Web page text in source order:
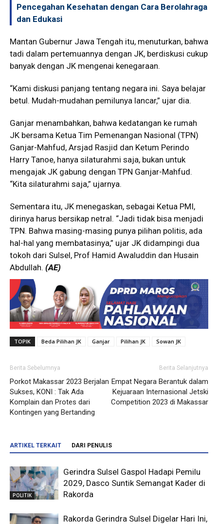
Pencegahan Kesehatan dengan Cara Berolahraga
dan Edukasi
Mantan Gubernur Jawa Tengah itu, menuturkan, bahwa
tadi dalam pertemuannya dengan JK, berdiskusi cukup
banyak dengan JK mengenai kenegaraan.
“Kami diskusi panjang tentang negara ini. Saya belajar
betul. Mudah-mudahan pemilunya lancar,” ujar dia.
Ganjar menambahkan, bahwa kedatangan ke rumah
JK bersama Ketua Tim Pemenangan Nasional (TPN)
Ganjar-Mahfud, Arsjad Rasjid dan Ketum Perindo
Harry Tanoe, hanya silaturahmi saja, bukan untuk
mengajak JK gabung dengan TPN Ganjar-Mahfud.
“Kita silaturahmi saja,” ujarnya.
Sementara itu, JK menegaskan, sebagai Ketua PMI,
dirinya harus bersikap netral. “Jadi tidak bisa menjadi
TPN. Bahwa masing-masing punya pilihan politis, ada
hal-hal yang membatasinya,” ujar JK didampingi dua
tokoh dari Sulsel, Prof Hamid Awaluddin dan Husain
Abdullah. (AE)
TOPIK Beda Pilihan JK Ganjar Pilihan JK Sowan JK
Berita Sebelumnya
Porkot Makassar 2023 Berjalan
Sukses, KONI : Tak Ada
Komplain dan Protes dari
Kontingen yang Bertanding
Berita Selanjutnya
Empat Negara Berantuk dalam
Kejuaraan Internasional Jetski
Competition 2023 di Makassar
ARTIKEL TERKAIT DARI PENULIS
POLITIK
Gerindra Sulsel Gaspol Hadapi Pemilu
2029, Dasco Suntik Semangat Kader di
Rakorda
Rakorda Gerindra Sulsel Digelar Hari Ini,